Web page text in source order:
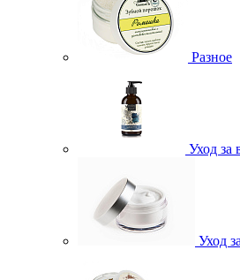
Разное
Уход за
Уход